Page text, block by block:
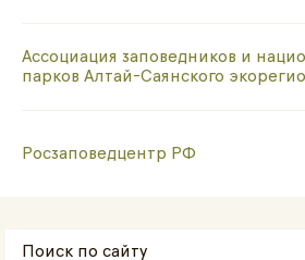
Ассоциация заповедников и
парков Алтай-Саянского
Росзаповедцентр РФ